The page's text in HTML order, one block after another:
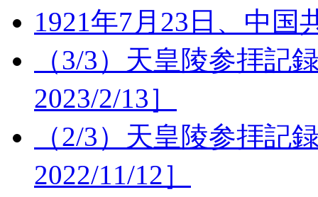
1921年7月23日、中国
（3/3）天皇陵参拝記
2023/2/13］
（2/3）天皇陵参拝記
2022/11/12］